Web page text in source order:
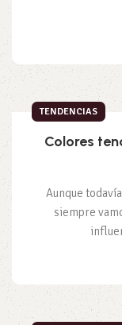
TENDENCIAS
Colores
Aunque
siempre